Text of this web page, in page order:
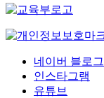
네이버 블로그
인스타그램
유튜브